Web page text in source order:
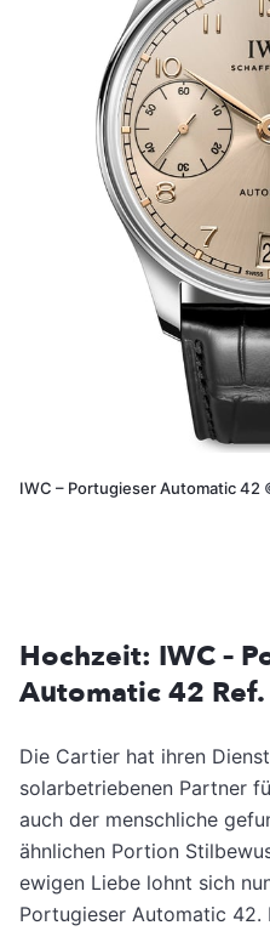
IWC – Portugieser Automatic 42
Hochzeit: IWC –
Automatic 42
Die Cartier hat ihren
solarbetriebenen Partner
auch der menschliche
ähnlichen Portion
ewigen Liebe lohnt sich
Portugieser Automatic 42.